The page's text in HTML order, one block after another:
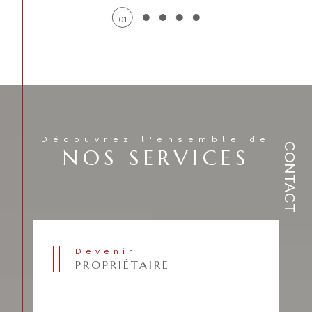
CONTACT
01
Découvrez l'ensemble de
NOS SERVICES
Devenir
PROPRIÉTAIRE